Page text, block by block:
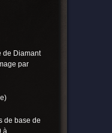
de Diamant
par
de base de